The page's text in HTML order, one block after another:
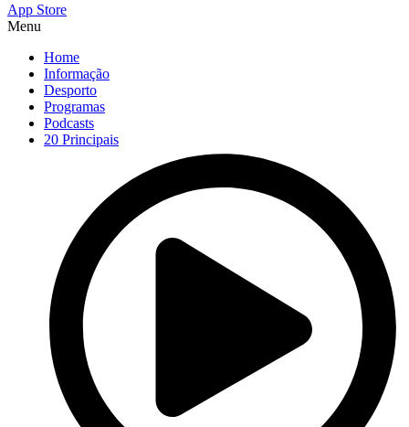
App Store
Menu
Home
Informação
Desporto
Programas
Podcasts
20 Principais